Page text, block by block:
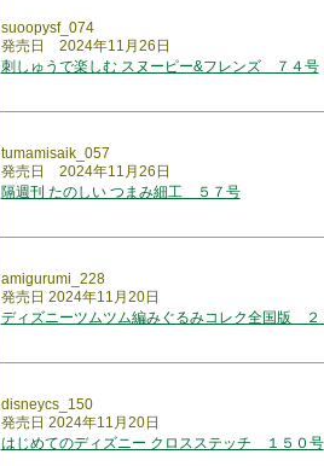
suoopysf_074
発売日 2024年11月26日
刺しゅうで楽しむ スヌーピー&フレンズ ７４号
tumamisaik_057
発売日 2024年11月26日
隔週刊 たのしい つまみ細工 ５７号
amigurumi_228
発売日 2024年11月20日
ディズニーツムツム編みぐるみコレク全国版 ２
disneycs_150
発売日 2024年11月20日
はじめてのディズニー クロスステッチ １５０号